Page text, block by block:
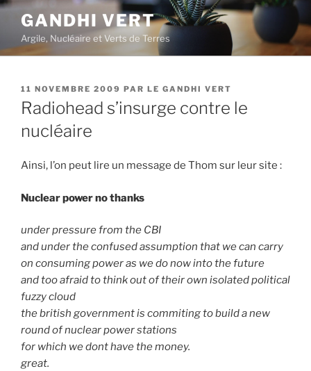
Aller
contenu
principal
GANDHI VERT
Argile, Nucléaire et Verts de Terres
PUBLIÉ
LE
11 NOVEMBRE 2009 PAR LE GANDHI VERT
Radiohead s’insurge contre le
nucléaire
Ainsi, l’on peut lire un message de Thom sur leur site :
Nuclear power no thanks
under pressure from the CBI
and under the confused assumption that we can carry
on consuming power as we do now into the future
and too afraid to think out of their own isolated political
fuzzy cloud
the british government is commiting to build a new
round of nuclear power stations
for which we dont have the money.
great.